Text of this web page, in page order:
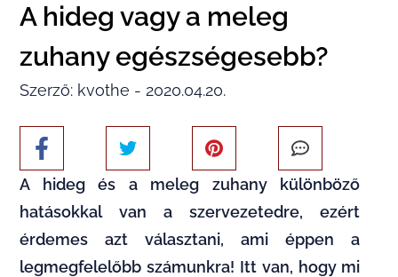
A hideg vagy a meleg
zuhany egészségesebb?
Szerző: kvothe - 2020.04.20.
A hideg és a meleg zuhany különböző
hatásokkal van a szervezetedre, ezért
érdemes azt választani, ami éppen a
legmegfelelőbb számunkra! Itt van, hogy mi